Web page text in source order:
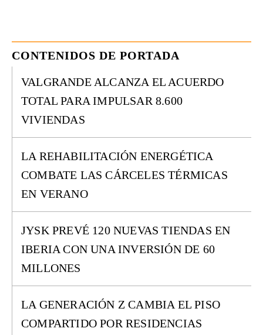
CONTENIDOS DE PORTADA
VALGRANDE ALCANZA EL ACUERDO
TOTAL PARA IMPULSAR 8.600
VIVIENDAS
LA REHABILITACIÓN ENERGÉTICA
COMBATE LAS CÁRCELES TÉRMICAS
EN VERANO
JYSK PREVÉ 120 NUEVAS TIENDAS EN
IBERIA CON UNA INVERSIÓN DE 60
MILLONES
LA GENERACIÓN Z CAMBIA EL PISO
COMPARTIDO POR RESIDENCIAS